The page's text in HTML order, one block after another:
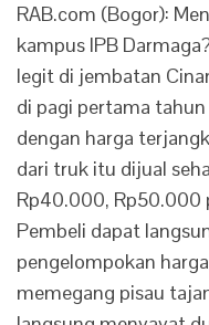
RAB.com (Bogor):
kampus IPB
legit di jembatan
di pagi pertama
dengan harga
dari truk itu dijual
Rp40.000, Rp50.000
Pembeli dapat
pengelompokan
memegang pisau